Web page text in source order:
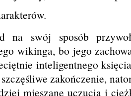
na swój sposób
wikinga, bo jego
inteligentnego
zakończenie,
mieszane uczucia i